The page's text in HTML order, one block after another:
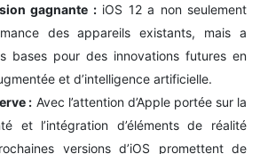
gagnante :iOS 12 a non seulement
des appareils existants, mais a
bases pour des innovations futures en
et d’intelligence artificielle.
: Avec l’attention d’Apple portée sur la
et l’intégration d’éléments de réalité
versions d’iOS promettent de